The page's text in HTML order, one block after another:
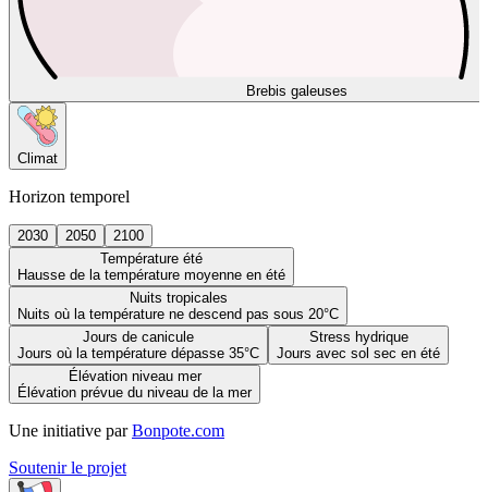
Brebis galeuses
Climat
Horizon temporel
2030 2050
2100
Température été
Hausse de la température moyenne en été
Nuits tropicales
Nuits où la température ne descend pas sous 20°C
Jours de canicule
Jours où la température dépasse 35°C
Stress hydrique
Jours avec sol sec en été
Élévation niveau mer
Élévation prévue du niveau de la mer
Une initiative par Bonpote.com
Soutenir le projet